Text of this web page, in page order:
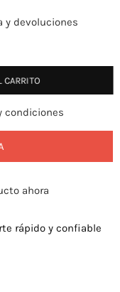
y devoluciones
CARRITO
condiciones
ahora
rápido y confiable